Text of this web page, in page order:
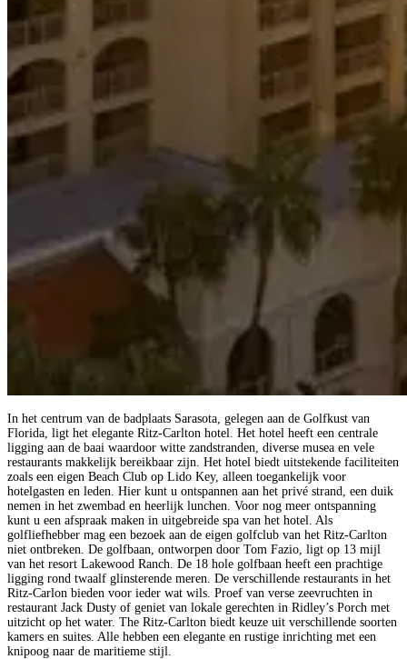
In het centrum van de badplaats Sarasota, gelegen aan de Golfkust van
Florida, ligt het elegante Ritz-Carlton hotel. Het hotel heeft een centrale
ligging aan de baai waardoor witte zandstranden, diverse musea en vele
restaurants makkelijk bereikbaar zijn. Het hotel biedt uitstekende faciliteiten
zoals een eigen Beach Club op Lido Key, alleen toegankelijk voor
hotelgasten en leden. Hier kunt u ontspannen aan het privé strand, een duik
nemen in het zwembad en heerlijk lunchen. Voor nog meer ontspanning
kunt u een afspraak maken in uitgebreide spa van het hotel. Als
golfliefhebber mag een bezoek aan de eigen golfclub van het Ritz-Carlton
niet ontbreken. De golfbaan, ontworpen door Tom Fazio, ligt op 13 mijl
van het resort Lakewood Ranch. De 18 hole golfbaan heeft een prachtige
ligging rond twaalf glinsterende meren. De verschillende restaurants in het
Ritz-Carlon bieden voor ieder wat wils. Proef van verse zeevruchten in
restaurant Jack Dusty of geniet van lokale gerechten in Ridley’s Porch met
uitzicht op het water. The Ritz-Carlton biedt keuze uit verschillende soorten
kamers en suites. Alle hebben een elegante en rustige inrichting met een
knipoog naar de maritieme stijl.